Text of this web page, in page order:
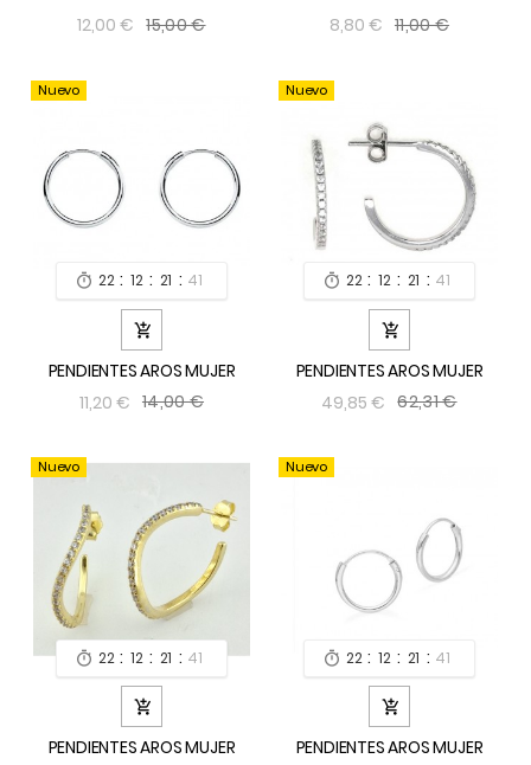
12,00 € 15,00 €
8,80 € 11,00 €
Nuevo
 22 : 12 : 21 : 39

PENDIENTES AROS MUJER
11,20 € 14,00 €
Nuevo
 22 : 12 : 21 : 39

PENDIENTES AROS MUJER
49,85 € 62,31 €
Nuevo
 22 : 12 : 21 : 39

PENDIENTES AROS MUJER
Nuevo
 22 : 12 : 21 : 39

PENDIENTES AROS MUJER